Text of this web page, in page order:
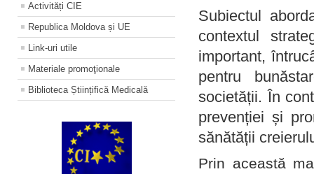
Activități CIE
Republica Moldova și UE
Link-uri utile
Materiale promoţionale
Biblioteca Științifică Medicală
Subiectul
contextul
important,
pentru
societății. În
prevenției și
sănătății
Prin această